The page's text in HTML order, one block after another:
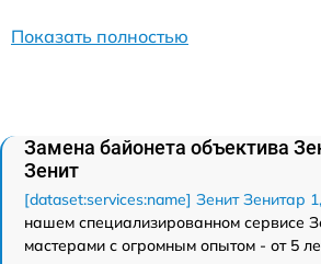
Показать полностью
Замена байонета объектива
Зенит
[dataset:services:name] Зенит Зенитар
нашем специализированном сервисе
мастерами с огромным опытом - от 5